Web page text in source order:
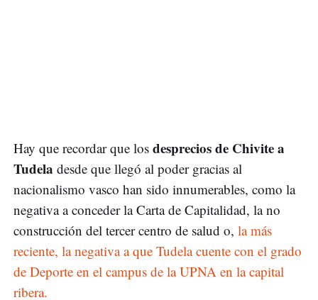
Hay que recordar que los desprecios de Chivite a
Tudela desde que llegó al poder gracias al
nacionalismo vasco han sido innumerables, como la
negativa a conceder la Carta de Capitalidad, la no
construcción del tercer centro de salud o, la más
reciente, la negativa a que Tudela cuente con el grado
de Deporte en el campus de la UPNA en la capital
ribera.